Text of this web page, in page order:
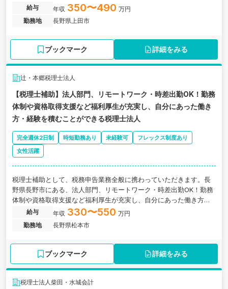
特化したコンサルを強みとする税理士法人の求人です。
給与 年収 350〜490 万円
勤務地
長野県上田市
ブックマーク 詳細をみる
辻・本郷税理士法人
【税理士補助】法人部門、リモートワーク・時差出勤OK！勤務
体制や資格取得支援など福利厚生が充実し、自分にあった働き
方・経験を積むことができる税理士法人
完全週休2日制 時短勤務あり 未経験可
フレックス制度あり
女性活躍
税理士補助として、税務申告業務全般に携わっていただきます。長
野県長野市にある、法人部門、リモートワーク・時差出勤OK！勤務
体制や資格取得支援など福利厚生が充実し、自分にあった働き方・
経験を積むことができる税理士法人の求人です。
給与 年収 330〜550 万円
勤務地
長野県松本市
ブックマーク 詳細をみる
税理士法人柴田・水城会計